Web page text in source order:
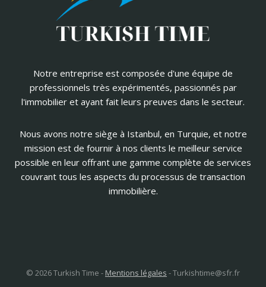
Notre entreprise est composée d'une équipe de
professionnels très expérimentés, passionnés par
l'immobilier et ayant fait leurs preuves dans le secteur.
Nous avons notre siège à Istanbul, en Turquie, et notre
mission est de fournir à nos clients le meilleur service
possible en leur offrant une gamme complète de services
couvrant tous les aspects du processus de transaction
immobilière.
© 2026 Turkish Time - Mentions légales -Turkishtime@sfr.fr